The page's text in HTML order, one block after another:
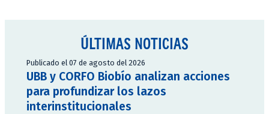
ÚLTIMAS NOTICIAS
Publicado el 07 de agosto del 2026
UBB y CORFO Biobío analizan acciones
para profundizar los lazos
interinstitucionales